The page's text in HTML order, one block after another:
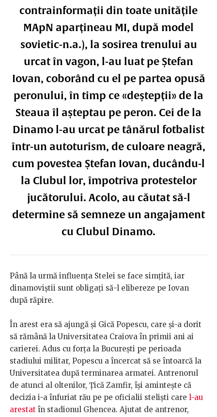
contrainformații din toate unitățile
MApN aparțineau MI, după model
sovietic-n.a.), la sosirea trenului au
urcat în vagon, l-au luat pe Ștefan
Iovan, coborând cu el pe partea opusă
peronului, în timp ce «deștepții» de la
Steaua îl așteptau pe peron. Cei de la
Dinamo l-au urcat pe tânărul fotbalist
într-un autoturism, de culoare neagră,
cum povestea Ștefan Iovan, ducându-l
la Clubul lor, împotriva protestelor
jucătorului. Acolo, au căutat să-l
determine să semneze un angajament
cu Clubul Dinamo.
Până la urmă influența Stelei se face simțită, iar
dinamoviștii sunt obligați să-l elibereze pe Iovan
după răpire.
În arest era să ajungă și Gică Popescu, care și-a dorit
să rămână la Universitatea Craiova în primii ani ai
carierei. Adus cu forța la București pe perioada
stadiului militar, Popescu a încercat să se întoarcă la
Universitatea după terminarea armatei. Antrenorul
de atunci al oltenilor, Țică Zamfir, își amintește că
decizia i-a înfuriat rău pe pe oficialii steliști care l-au
arestat în stadionul Ghencea. Ajutat de antrenor,